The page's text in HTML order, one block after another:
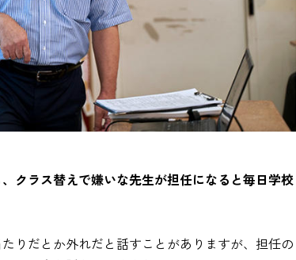
クラス替えで嫌いな先生が担任になると毎日学校
りだとか外れだと話すことがありますが、担任の